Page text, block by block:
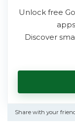
Unlock free
Discover
Share with your